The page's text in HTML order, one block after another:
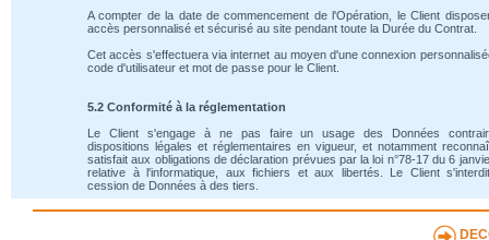
A compter de la date de commencement de l'Opération, le Client
accès personnalisé et sécurisé au site pendant toute la Durée du Contrat.
Cet accès s'effectuera via internet au moyen d'une connexion
code d'utilisateur et mot de passe pour le Client.
5.2 Conformité à la réglementation
Le Client s'engage à ne pas faire un usage des Données
dispositions légales et réglementaires en vigueur, et notamment
satisfait aux obligations de déclaration prévues par la loi n°78-17 du 6
relative à l'informatique, aux fichiers et aux libertés. Le Client
cession de Données à des tiers.